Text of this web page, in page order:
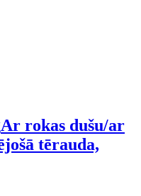
Ar rokas dušu/ar
tērauda,